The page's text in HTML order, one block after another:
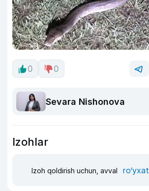
0 0
Sevara Nishonova
Izohlar
Izoh qoldirish uchun, avval